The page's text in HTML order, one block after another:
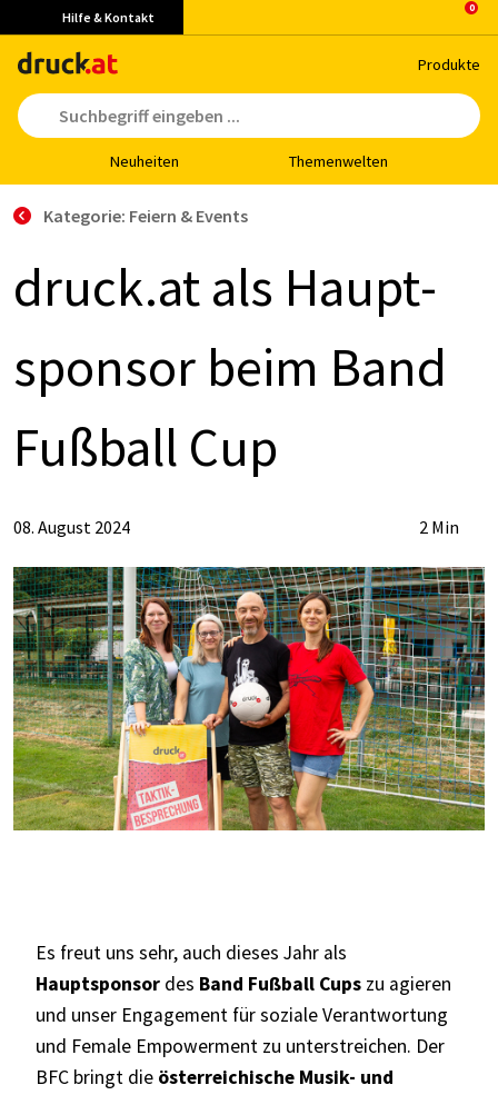
Hilfe & Kontakt
Pro­duk­te
Neu­hei­ten The­men­wel­ten
Kategorie: Feiern & Events
druck.at als Haupt­
spon­sor beim Band
Fuß­ball Cup
08. August 2024 2 Min
Es freut uns sehr, auch dieses Jahr als
Hauptsponsor des Band Fußball Cups zu agieren
und unser Engagement für soziale Verantwortung
und Female Empowerment zu unterstreichen. Der
BFC bringt die österreichische Musik- und